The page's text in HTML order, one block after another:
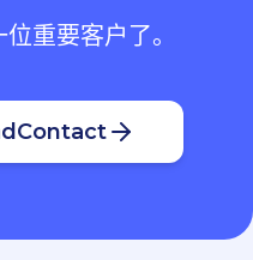
重要客户了。